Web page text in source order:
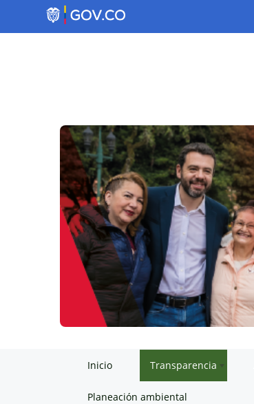
Inicio Transparencia
Planeación ambiental